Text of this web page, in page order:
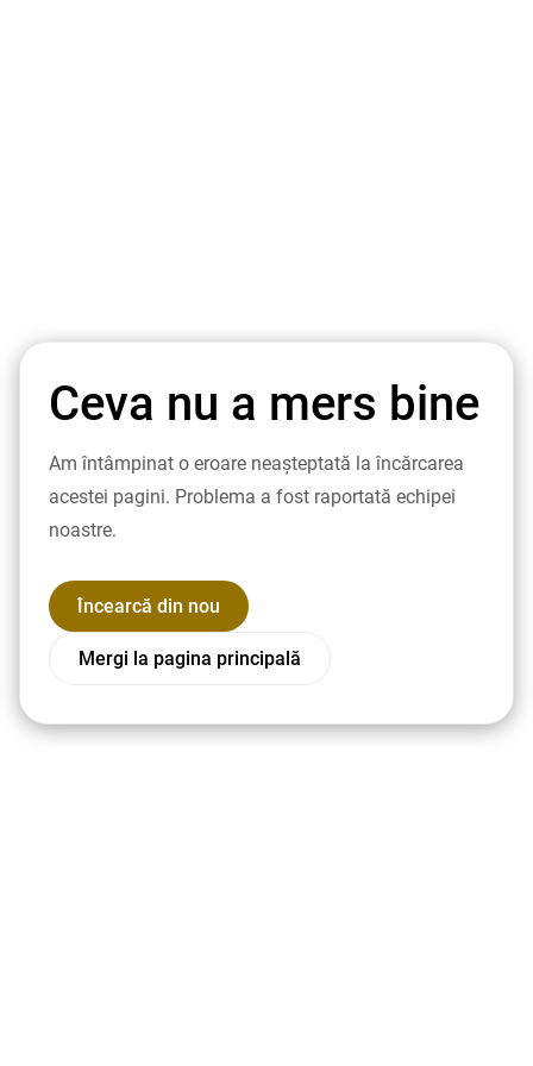
Ceva nu a mers bine
Am întâmpinat o eroare neașteptată la încărcarea
acestei pagini. Problema a fost raportată echipei
noastre.
Încearcă din nou
Mergi la pagina principală